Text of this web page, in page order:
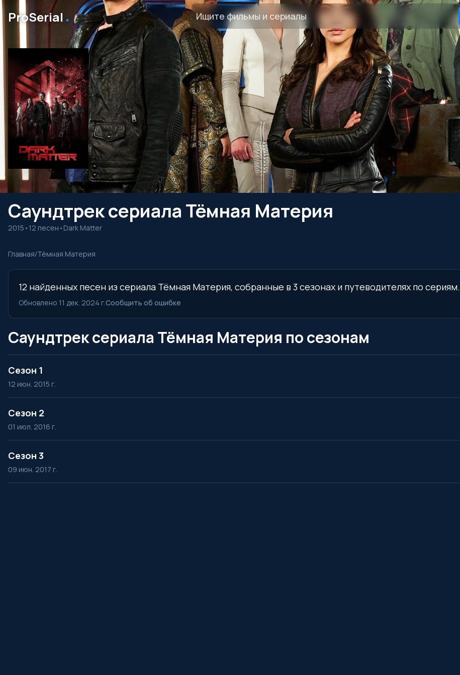
ProSerial ․
Саундтрек сериала Тёмная Материя
2015 • 12 песен • Dark Matter
Главная/Тёмная Материя
12 найденных песен из сериала Тёмная Материя, собранные в 3 сезонах и путеводителях по сериям.
Обновлено 11 дек. 2024 г.Сообщить об ошибке
Саундтрек сериала Тёмная Материя по сезонам
Сезон 1
12 июн. 2015 г.
Сезон 2
01 июл. 2016 г.
Сезон 3
09 июн. 2017 г.